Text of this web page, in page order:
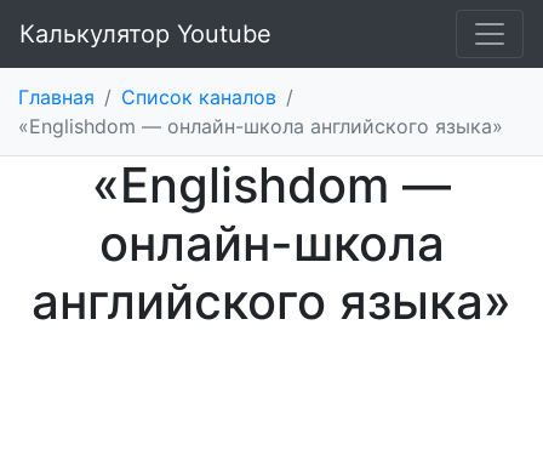
Калькулятор Youtube
Главная / Список каналов /
«Englishdom — онлайн-школа английского языка»
«Englishdom —
онлайн-школа
английского языка»